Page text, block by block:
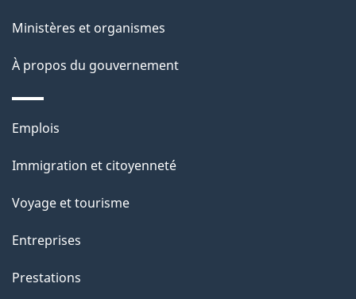
g
e
Ministères et organismes
À propos du gouvernement
Thèmes
sujets
Emplois
Immigration et citoyenneté
Voyage et tourisme
Entreprises
Prestations